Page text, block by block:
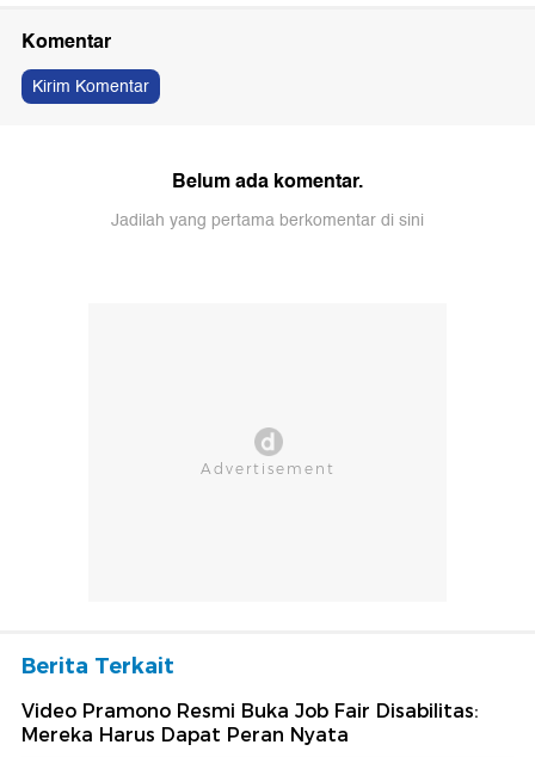
Komentar
Kirim Komentar
Belum ada komentar.
Jadilah yang pertama berkomentar di sini
Berita Terkait
Video Pramono Resmi Buka Job Fair Disabilitas:
Mereka Harus Dapat Peran Nyata